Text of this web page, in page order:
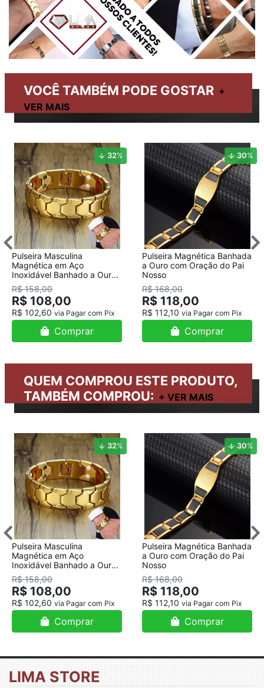
VOCÊ TAMBÉM PODE GOSTAR
32%
Pulseira Masculina
Magnética em Aço
Inoxidável Banhado a Ouro
18K
R$ 158,00
R$ 108,00
R$ 102,60 via Pagar com Pix
Comprar
30%
Pulseira Magnética Banhada
a Ouro com Oração do Pai
Nosso
R$ 168,00
R$ 118,00
R$ 112,10 via Pagar com Pix
Comprar
QUEM COMPROU ESTE PRODUTO,
TAMBÉM COMPROU:
32%
Pulseira Masculina
Magnética em Aço
Inoxidável Banhado a Ouro
18K
R$ 158,00
R$ 108,00
R$ 102,60 via Pagar com Pix
Comprar
30%
Pulseira Magnética Banhada
a Ouro com Oração do Pai
Nosso
R$ 168,00
R$ 118,00
R$ 112,10 via Pagar com Pix
Comprar
LIMA STORE